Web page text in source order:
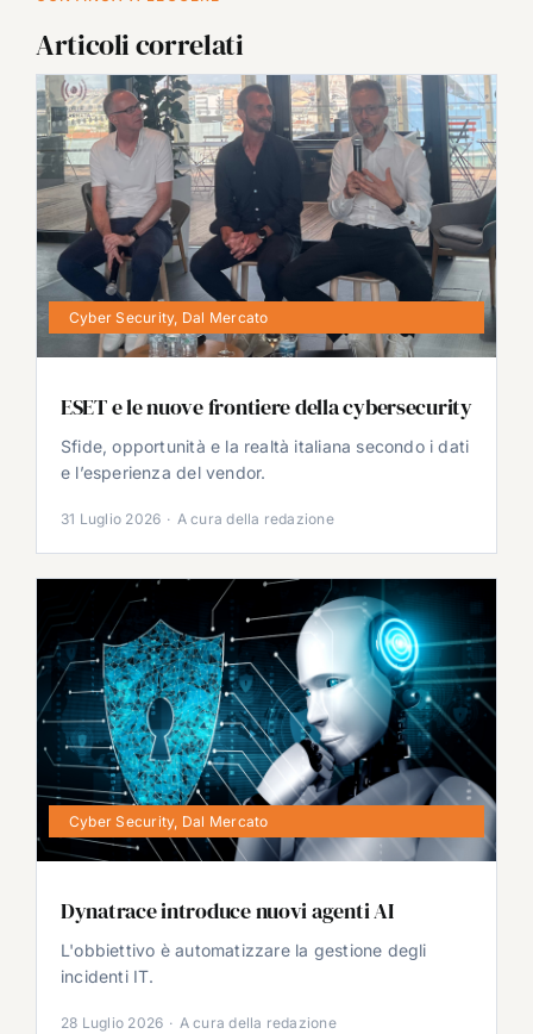
Articoli correlati
Cyber Security, Dal Mercato
ESET e le nuove frontiere della cybersecurity
Sfide, opportunità e la realtà italiana secondo i dati
e l’esperienza del vendor.
31 Luglio 2026 · A cura della redazione
Cyber Security, Dal Mercato
Dynatrace introduce nuovi agenti AI
L'obbiettivo è automatizzare la gestione degli
incidenti IT.
28 Luglio 2026 · A cura della redazione